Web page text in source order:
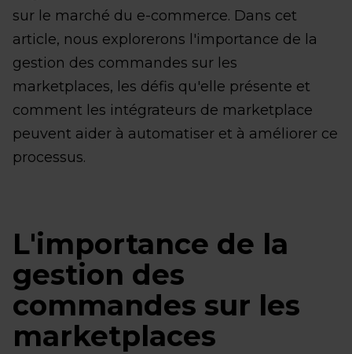
sur le marché du e-commerce. Dans cet
article, nous explorerons l'importance de la
gestion des commandes sur les
marketplaces, les défis qu'elle présente et
comment les intégrateurs de marketplace
peuvent aider à automatiser et à améliorer ce
processus.
L'importance de la
gestion des
commandes sur les
marketplaces